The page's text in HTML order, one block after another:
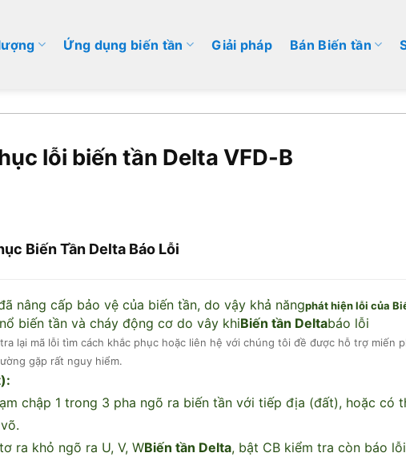
Ứng dụng biến tần Giải pháp Bán Biến tần
lỗi biến tần Delta VFD-B
Biến Tần Delta Báo Lỗi
nâng cấp bảo vệ của biến tần, do vậy khả năngphát hiện lỗi của
biến tần và cháy động cơ do vây khiBiến tần Deltabáo lỗi
lại mã lỗi tìm cách khắc phục hoặc liên hệ với chúng tôi đề được hỗ trợ miến
gặp rất nguy hiểm.
chập 1 trong 3 pha ngõ ra biến tần với tiếp địa (đất), hoặc có
ra khỏ ngõ ra U, V, WBiến tần Delta, bật CB kiểm tra còn báo